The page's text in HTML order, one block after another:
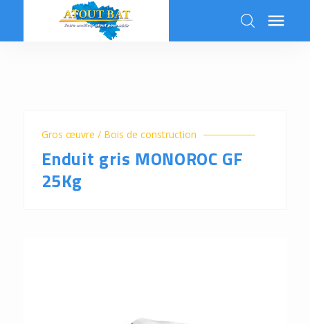
k 
Gros œuvre / Bois de construction
Enduit gris MONOROC GF
25Kg